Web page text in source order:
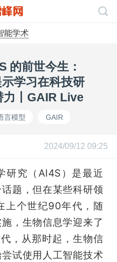
能学术
的前世今生：
学习在科技研
力丨GAIR Live
言模型 GAIR
2024/09/12 09:25
研究（AI4S）是最近
题，但在某些科研领
上个世纪90年代，随
，生物信息学迎来了
，从那时起，生物信
试使用人工智能技术